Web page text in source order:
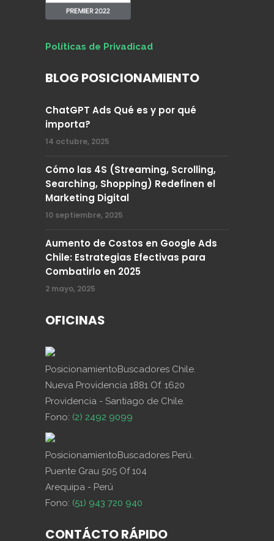
Políticas de Privadicad
BLOG POSICIONAMIENTO
ChatGPT Ads Qué es y por qué
importa?
14 octubre, 2025
Cómo las 4S (Streaming, Scrolling,
Searching, Shopping) Redefinen el
Marketing Digital
10 septiembre, 2025
Aumento de Costos en Google Ads
Chile: Estrategias Efectivas para
Combatirlo en 2025
2 mayo, 2025
OFICINAS
PosicionamientoBuscadores Chile.
Nueva Providencia 1881 Of. 1620
Providencia - Santiago de Chile.
Fono: (2) 2492 9099
PosicionamientoBuscadores Perú.
Puente Grau 505 Of 104
Arequipa - Perú
Fono: (51) 943 720 940
CONTÁCTO RÁPIDO